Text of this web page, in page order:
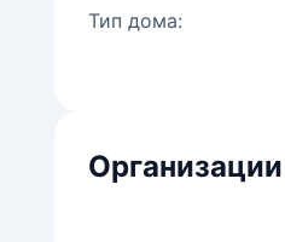
Тип дома: